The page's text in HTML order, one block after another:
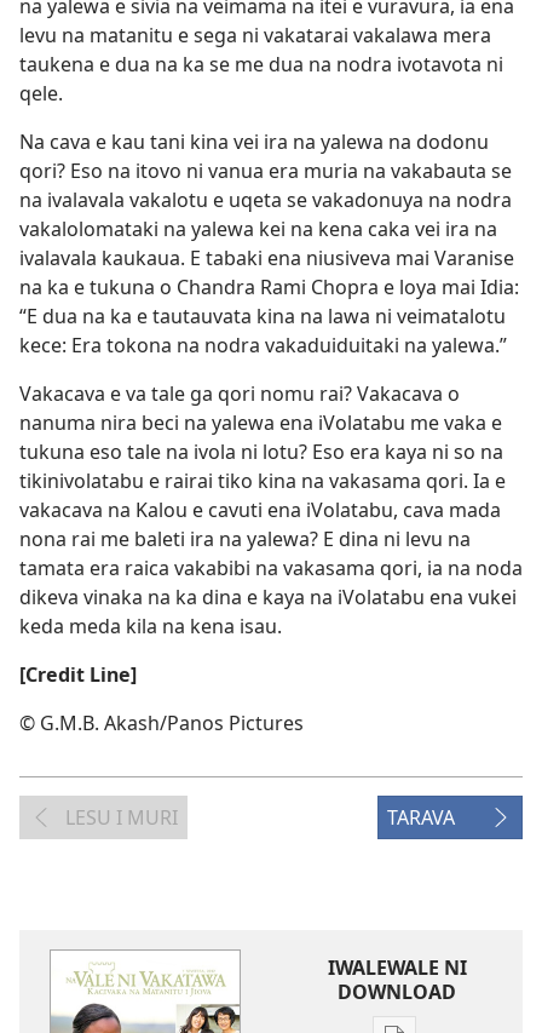
na yalewa e sivia na veimama na itei e vuravura, ia ena
levu na matanitu e sega ni vakatarai vakalawa mera
taukena e dua na ka se me dua na nodra ivotavota ni
qele.
Na cava e kau tani kina vei ira na yalewa na dodonu
qori? Eso na itovo ni vanua era muria na vakabauta se
na ivalavala vakalotu e uqeta se vakadonuya na nodra
vakalolomataki na yalewa kei na kena caka vei ira na
ivalavala kaukaua. E tabaki ena niusiveva mai Varanise
na ka e tukuna o Chandra Rami Chopra e loya mai Idia:
“E dua na ka e tautauvata kina na lawa ni veimatalotu
kece: Era tokona na nodra vakaduiduitaki na yalewa.”
Vakacava e va tale ga qori nomu rai? Vakacava o
nanuma nira beci na yalewa ena iVolatabu me vaka e
tukuna eso tale na ivola ni lotu? Eso era kaya ni so na
tikinivolatabu e rairai tiko kina na vakasama qori. Ia e
vakacava na Kalou e cavuti ena iVolatabu, cava mada
nona rai me baleti ira na yalewa? E dina ni levu na
tamata era raica vakabibi na vakasama qori, ia na noda
dikeva vinaka na ka dina e kaya na iVolatabu ena vukei
keda meda kila na kena isau.
[Credit Line]
© G.M.B. Akash/​Panos Pictures
LESU I MURI TARAVA
IWALEWALE NI
DOWNLOAD